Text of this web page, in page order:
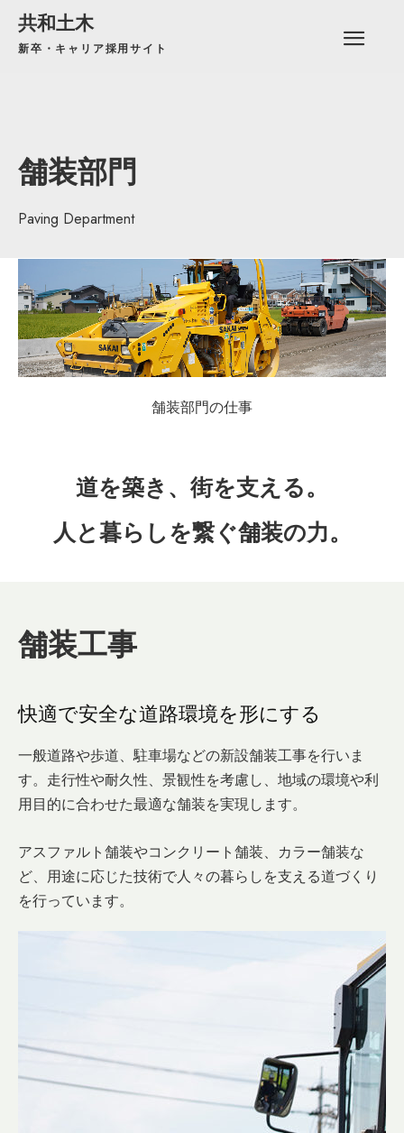
共和土木
新卒・キャリア採用サイト
舗装部門
Paving Department
舗装部門の仕事
道を築き、街を支える。
人と暮らしを繋ぐ舗装の力。
舗装工事
快適で安全な道路環境を形にする
一般道路や歩道、駐車場などの新設舗装工事を行いま
す。走行性や耐久性、景観性を考慮し、地域の環境や利
用目的に合わせた最適な舗装を実現します。
アスファルト舗装やコンクリート舗装、カラー舗装な
ど、用途に応じた技術で人々の暮らしを支える道づくり
を行っています。